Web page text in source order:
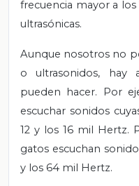
frecuencia mayor a
ultrasónicas.
Aunque nosotros no
o ultrasonidos, hay
pueden hacer. Por
escuchar sonidos
12 y los 16 mil Hertz.
gatos escuchan
y los 64 mil Hertz.